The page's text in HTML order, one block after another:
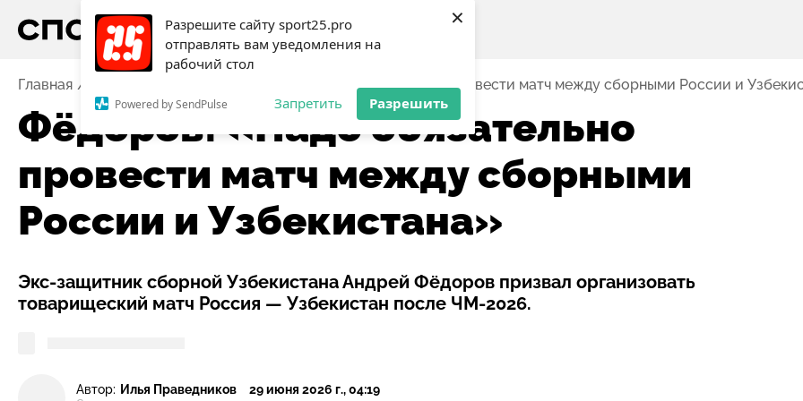
Разрешите сайту sport25.pro
отправлять вам уведомления на
рабочий стол
Powered by SendPulse Запретить Разрешить
×
Главная Фёдоров: «Надо обязательно провести матч между сборными России и
Фёдоров: «Надо обязательно
провести матч между сборными
России и Узбекистана»
Экс-защитник сборной Узбекистана Андрей Фёдоров призвал организовать
товарищеский матч Россия — Узбекистан после ЧМ-2026.
Автор: Илья Праведников 29 июня 2026 г., 04:19